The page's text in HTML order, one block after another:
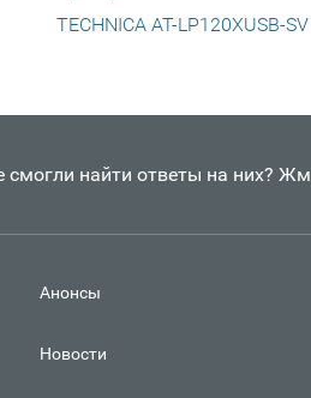
TECHNICA AT-LP120XUSB-
смогли найти ответы на них?
Анонсы
Новости